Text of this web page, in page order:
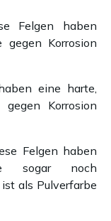
Felgen haben
Korrosion
eine harte,
Korrosion
Felgen haben
sogar noch
als Pulverfarbe